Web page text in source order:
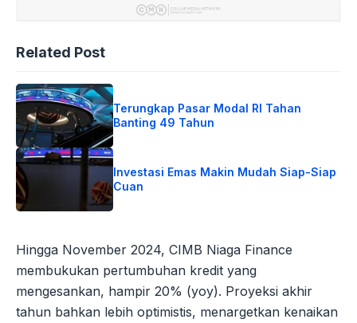
Related Post
Terungkap Pasar Modal RI Tahan
Banting 49 Tahun
Investasi Emas Makin Mudah Siap-Siap
Cuan
Hingga November 2024, CIMB Niaga Finance
membukukan pertumbuhan kredit yang
mengesankan, hampir 20% (yoy). Proyeksi akhir
tahun bahkan lebih optimistis, menargetkan kenaikan